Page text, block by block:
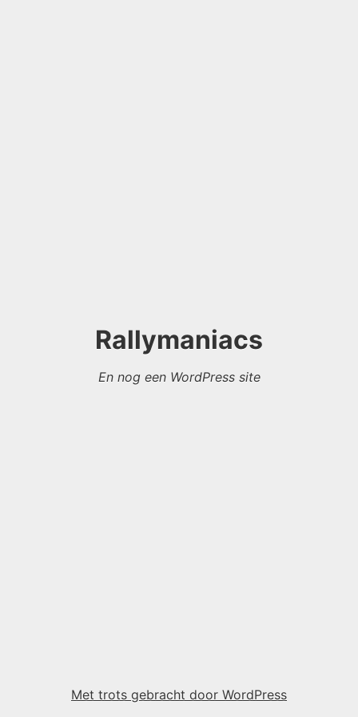
Rallymaniacs
En nog een WordPress site
Met trots gebracht door WordPress